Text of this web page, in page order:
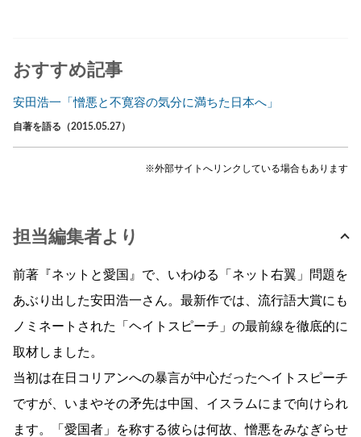
おすすめ記事
安田浩一「憎悪と不寛容の気分に満ちた日本へ」
自著を語る（2015.05.27）
※外部サイトへリンクしている場合もあります
担当編集者より
前著『ネットと愛国』で、いわゆる「ネット右翼」問題を
あぶり出した安田浩一さん。最新作では、流行語大賞にも
ノミネートされた「ヘイトスピーチ」の最前線を徹底的に
取材しました。
当初は在日コリアンへの暴言が中心だったヘイトスピーチ
ですが、いまやその矛先は中国、イスラムにまで向けられ
ます。「愛国者」を称する彼らは何故、憎悪をみなぎらせ